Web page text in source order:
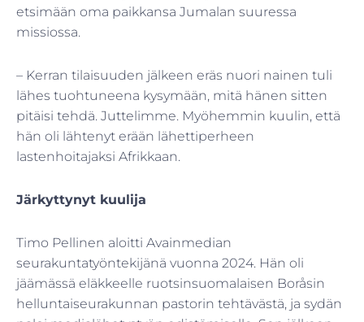
etsimään oma paikkansa Jumalan suuressa
missiossa.
– Kerran tilaisuuden jälkeen eräs nuori nainen tuli
lähes tuohtuneena kysymään, mitä hänen sitten
pitäisi tehdä. Juttelimme. Myöhemmin kuulin, että
hän oli lähtenyt erään lähettiperheen
lastenhoitajaksi Afrikkaan.
Järkyttynyt kuulija
Timo Pellinen aloitti Avainmedian
seurakuntatyöntekijänä vuonna 2024. Hän oli
jäämässä eläkkeelle ruotsinsuomalaisen Boråsin
helluntaiseurakunnan pastorin tehtävästä, ja sydän